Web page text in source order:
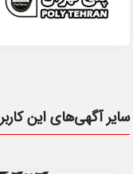
سایر آگهی‌های این کاربر